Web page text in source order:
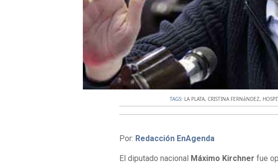
TAGS: LA PLATA,CRISTINA FERNáNDEZ,
Por: Redacción EnAgenda
El diputado nacional Máximo Kirchner fue